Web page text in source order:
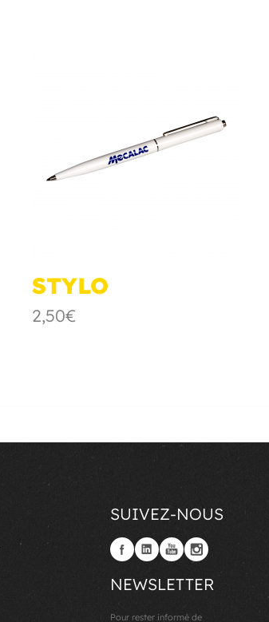
STYLO
2,50€
SUIVEZ-NOUS
NEWSLETTER
Pour rester informé de